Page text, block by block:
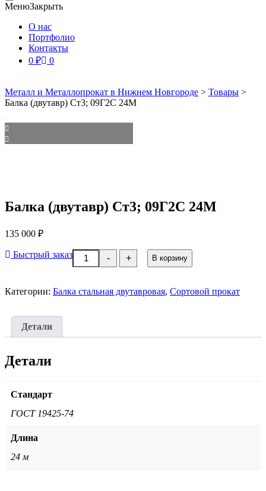
МенюЗакрыть
О нас
Портфолио
Контакты
0 ₽ 0
Металл и Металлопрокат в Нижнем Новгороде > Товары >
Балка (двутавр) Ст3; 09Г2С 24М
Балка (двутавр) Ст3; 09Г2С 24М
135 000 ₽
-
Количество
товара
Ст3;
+ В корзину
Быстрый заказ
Категории: Балка стальная двутавровая, Сортовой прокат
Детали
Детали
Стандарт
ГОСТ 19425-74
Длина
24 м